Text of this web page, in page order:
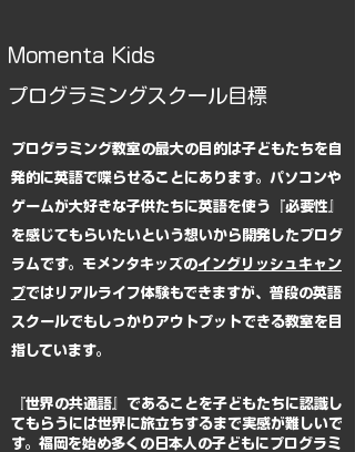
Momenta Kids
​プログラミングスクール目標
プログラミング教室の最大の目的は子どもたちを自
発的に英語で喋らせることにあります。パソコンや
ゲームが大好きな子供たちに英語を使う『必要性』
を感じてもらいたいという想いから開発したプログ
ラムです。モメンタキッズのイングリッシュキャン
プではリアルライフ体験もできますが、普段の英語
スクールでもしっかりアウトプットできる教室を目
指しています。
『世界の共通語』であることを子どもたちに認識し
てもらうには世界に旅立ちするまで実感が難しいで
す。福岡を始め多くの日本人の子どもにプログラミ